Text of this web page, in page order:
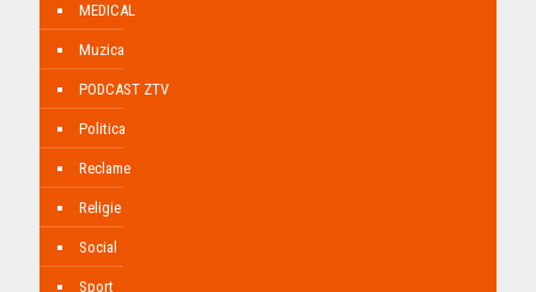
MEDICAL
Muzica
PODCAST ZTV
Politica
Reclame
Religie
Social
Sport